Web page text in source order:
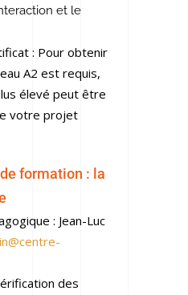
et le
: Pour obtenir
A2 est requis,
élevé peut être
votre projet
formation : la
: Jean-Luc
des